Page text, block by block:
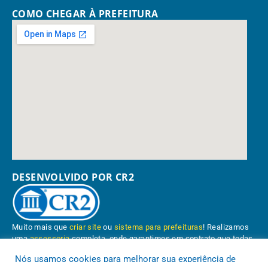
COMO CHEGAR À PREFEITURA
DESENVOLVIDO POR CR2
Muito mais quecriar site ou sistema para prefeituras! Realizamos
umaassessoriacompleta, onde garantimos em contrato que todas
Nós usamos cookies para melhorar sua experiência de